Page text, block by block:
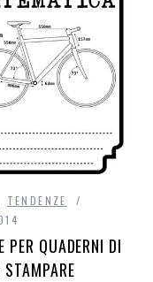
TENDENZE
PER QUADERNI DI